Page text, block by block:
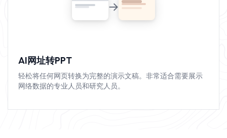
AI网址转PPT
轻松将任何网页转换为完整的演示文稿。非常适合需要展示
网络数据的专业人员和研究人员。